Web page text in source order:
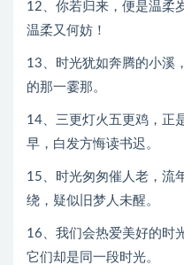
12、你若归来，便是温柔
温柔又何妨！
13、时光犹如奔腾的小溪
的那一霎那。
14、三更灯火五更鸡，正
早，白发方悔读书迟。
15、时光匆匆催人老，流
绕，疑似旧梦人未醒。
16、我们会热爱美好的时
它们却是同一段时光。